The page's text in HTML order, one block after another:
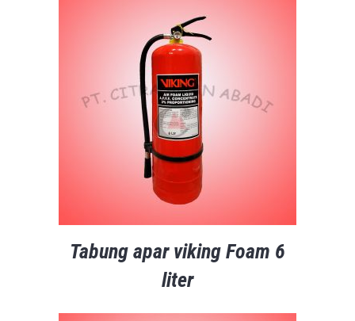
Tabung apar viking Foam 6
liter